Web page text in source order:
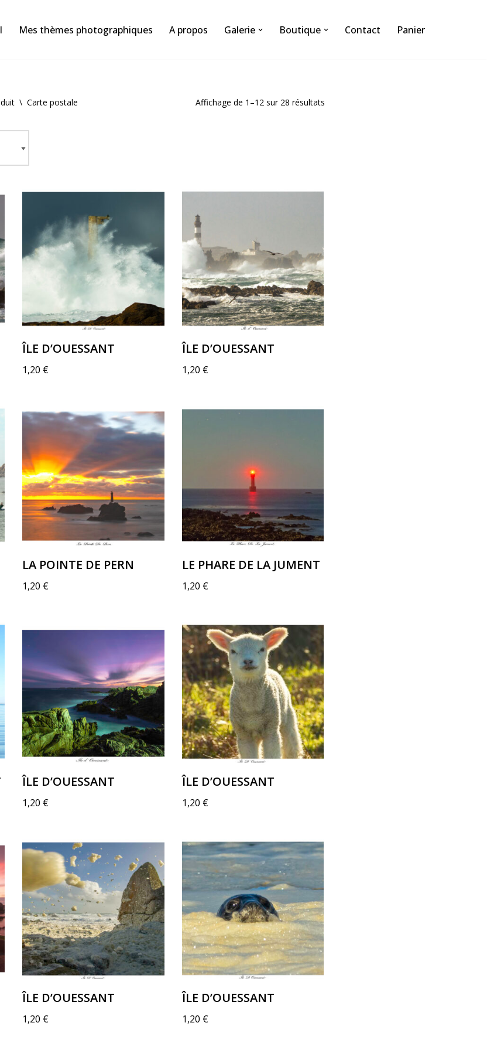
Mes thèmes photographiques A propos Galerie Boutique Contact Panier
\ Carte postale Affichage de 1–12 sur 28 résultats
ÎLE D’OUESSANT
1,20 €
ÎLE D’OUESSANT
1,20 €
LA POINTE DE PERN
1,20 €
LE PHARE DE LA JUMENT
1,20 €
ÎLE D’OUESSANT
1,20 €
ÎLE D’OUESSANT
1,20 €
ÎLE D’OUESSANT
1,20 €
ÎLE D’OUESSANT
1,20 €